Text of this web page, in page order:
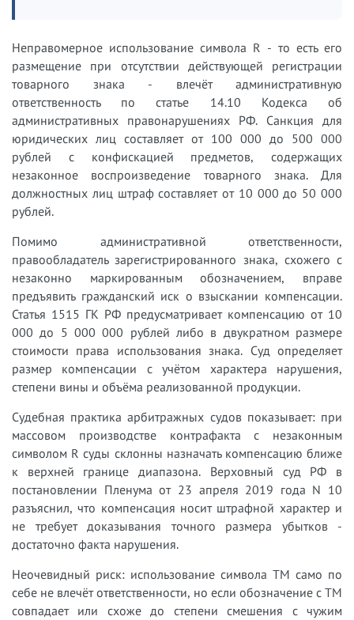
Неправомерное использование символа R - то есть его
размещение при отсутствии действующей регистрации
товарного знака - влечёт административную
ответственность по статье 14.10 Кодекса об
административных правонарушениях РФ. Санкция для
юридических лиц составляет от 100 000 до 500 000
рублей с конфискацией предметов, содержащих
незаконное воспроизведение товарного знака. Для
должностных лиц штраф составляет от 10 000 до 50 000
рублей.
Помимо административной ответственности,
правообладатель зарегистрированного знака, схожего с
незаконно маркированным обозначением, вправе
предъявить гражданский иск о взыскании компенсации.
Статья 1515 ГК РФ предусматривает компенсацию от 10
000 до 5 000 000 рублей либо в двукратном размере
стоимости права использования знака. Суд определяет
размер компенсации с учётом характера нарушения,
степени вины и объёма реализованной продукции.
Судебная практика арбитражных судов показывает: при
массовом производстве контрафакта с незаконным
символом R суды склонны назначать компенсацию ближе
к верхней границе диапазона. Верховный суд РФ в
постановлении Пленума от 23 апреля 2019 года N 10
разъяснил, что компенсация носит штрафной характер и
не требует доказывания точного размера убытков -
достаточно факта нарушения.
Неочевидный риск: использование символа TM само по
себе не влечёт ответственности, но если обозначение с TM
совпадает или схоже до степени смешения с чужим